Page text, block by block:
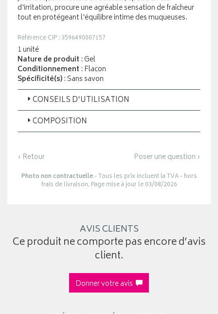
d'irritation, procure une agréable sensation de fraîcheur
tout en protégeant l'équilibre intime des muqueuses.
Référence CIP : 3596490007157
1 unité
Nature de produit : Gel
Conditionnement : Flacon
Spécificité(s): Sans savon
CONSEILS D'UTILISATION
COMPOSITION
‹ Retour Poser une question ›
Photo non contractuelle- Tous les prix incluent la TVA - hors
frais de livraison. Page mise à jour le 03/08/2026
AVIS CLIENTS
Ce produit ne comporte pas encore d’avis
client.
Donner votre avis